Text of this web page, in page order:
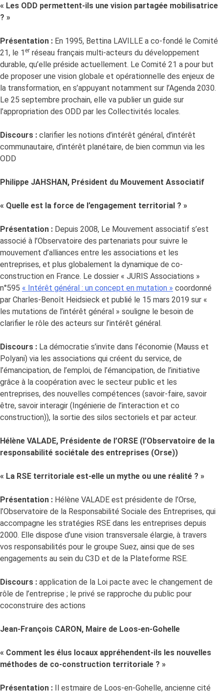
« Les ODD permettent-ils une vision partagée mobilisatrice
? »
Présentation : En 1995, Bettina LAVILLE a co-fondé le Comité
21, le 1 er réseau français multi-acteurs du développement
durable, qu’elle préside actuellement. Le Comité 21 a pour but
de proposer une vision globale et opérationnelle des enjeux de
la transformation, en s’appuyant notamment sur l’Agenda 2030.
Le 25 septembre prochain, elle va publier un guide sur
l’appropriation des ODD par les Collectivités locales.
Discours : clarifier les notions d’intérêt général, d’intérêt
communautaire, d’intérêt planétaire, de bien commun via les
ODD
Philippe JAHSHAN, Président du Mouvement Associatif
« Quelle est la force de l’engagement territorial ? »
Présentation : Depuis 2008, Le Mouvement associatif s’est
associé à l’Observatoire des partenariats pour suivre le
mouvement d’alliances entre les associations et les
entreprises, et plus globalement la dynamique de co-
construction en France. Le dossier « JURIS Associations »
n°595 « Intérêt général : un concept en mutation » coordonné
par Charles-Benoît Heidsieck et publié le 15 mars 2019 sur «
les mutations de l’intérêt général » souligne le besoin de
clarifier le rôle des acteurs sur l’intérêt général.
Discours : La démocratie s’invite dans l’économie (Mauss et
Polyani) via les associations qui créent du service, de
l’émancipation, de l’emploi, de l’émancipation, de l’initiative
grâce à la coopération avec le secteur public et les
entreprises, des nouvelles compétences (savoir-faire, savoir
être, savoir interagir (Ingénierie de l’interaction et co
construction)), la sortie des silos sectoriels et par acteur.
Hélène VALADE, Présidente de l’ORSE (l’Observatoire de la
responsabilité sociétale des entreprises (Orse))
« La RSE territoriale est-elle un mythe ou une réalité ? »
Présentation : Hélène VALADE est présidente de l’Orse,
l’Observatoire de la Responsabilité Sociale des Entreprises, qui
accompagne les stratégies RSE dans les entreprises depuis
2000. Elle dispose d’une vision transversale élargie, à travers
vos responsabilités pour le groupe Suez, ainsi que de ses
engagements au sein du C3D et de la Plateforme RSE.
Discours : application de la Loi pacte avec le changement de
rôle de l’entreprise ; le privé se rapproche du public pour
coconstruire des actions
Jean-François CARON, Maire de Loos-en-Gohelle
« Comment les élus locaux appréhendent-ils les nouvelles
méthodes de co-construction territoriale ? »
Présentation : Il estmaire de Loos-en-Gohelle, ancienne cité